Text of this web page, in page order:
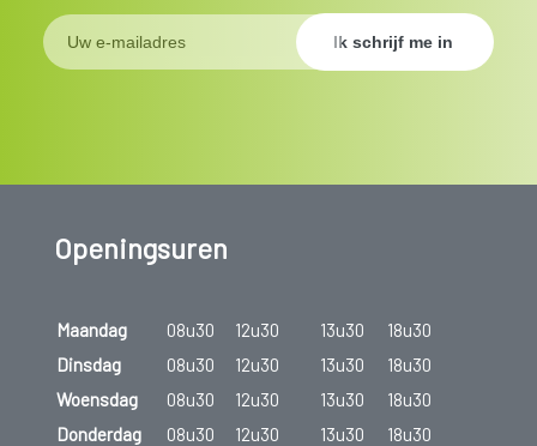
Openingsuren
Maandag 08u30 12u30 13u30
18u30
Dinsdag
08u30 12u30 13u30
18u30
Woensdag
08u30 12u30 13u30
18u30
Donderdag
08u30 12u30 13u30
18u30